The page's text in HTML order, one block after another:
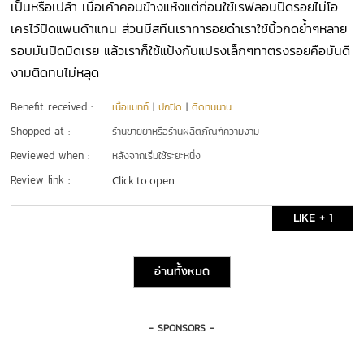
เป็นหรือเปล้า เนื้อเค้าคอนข้างแห้งแต่ก่อนใช้เรฟลอนปิดรอยไม่โอ
เครไว้ปิดแพนด้าแทน ส่วนมีสทีนเราทารอยดำเราใช้นิ้วกดย้ำๆหลาย
รอบมันปิดมิดเรย แล้วเราก็ใช้แป้งกับแปรงเล็กๆทาตรงรอยคือมันดี
งามติดทนไม่หลุด
Benefit received : เนื้อแมทท์ |ปกปิด |ติดทนนาน
Shopped at : ร้านขายยาหรือร้านผลิตภัณฑ์ความงาม
Reviewed when : หลังจากเริ่มใช้ระยะหนึ่ง
Review link : Click to open
LIKE + 1
อ่านทั้งหมด
- SPONSORS -